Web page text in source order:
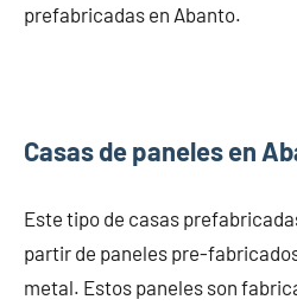
prefabricadas en Abanto.
Casas de paneles en
Este tipo de casas
partir de paneles pre-
metal. Estos paneles son